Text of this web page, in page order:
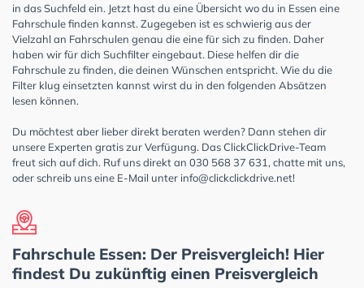
in das Suchfeld ein. Jetzt hast du eine Übersicht wo du in Essen eine
Fahrschule finden kannst. Zugegeben ist es schwierig aus der
Vielzahl an Fahrschulen genau die eine für sich zu finden. Daher
haben wir für dich Suchfilter eingebaut. Diese helfen dir die
Fahrschule zu finden, die deinen Wünschen entspricht. Wie du die
Filter klug einsetzten kannst wirst du in den folgenden Absätzen
lesen können.
Du möchtest aber lieber direkt beraten werden? Dann stehen dir
unsere Experten gratis zur Verfügung. Das ClickClickDrive-Team
freut sich auf dich. Ruf uns direkt an 030 568 37 631, chatte mit uns,
oder schreib uns eine E-Mail unter info@clickclickdrive.net!
Fahrschule Essen: Der Preisvergleich! Hier
findest Du zukünftig einen Preisvergleich